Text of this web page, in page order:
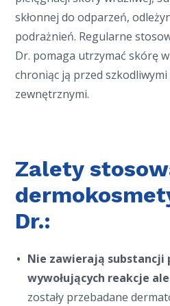
skłonnej do odparzeń,
podrażnień. Regularne
Dr. pomaga utrzymać skórę
chroniąc ją przed
zewnętrznymi.
Zalety
Dr.:
Nie zawierają substancji
wywołujących reakcje
zostały przebadane